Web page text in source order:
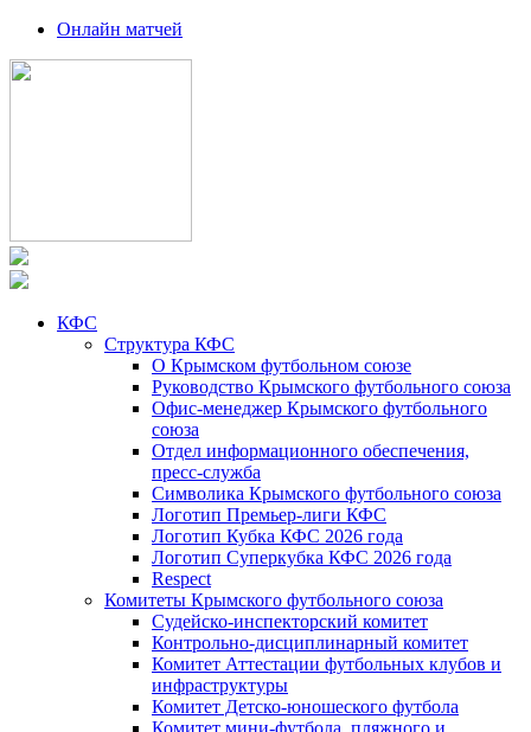
Онлайн матчей
КФС
Структура КФС
О Крымском футбольном союзе
Руководство Крымского футбольного союза
Офис-менеджер Крымского футбольного
союза
Отдел информационного обеспечения,
пресс-служба
Символика Крымского футбольного союза
Логотип Премьер-лиги КФС
Логотип Кубка КФС 2026 года
Логотип Суперкубка КФС 2026 года
Respect
Комитеты Крымского футбольного союза
Судейско-инспекторский комитет
Контрольно-дисциплинарный комитет
Комитет Аттестации футбольных клубов и
инфраструктуры
Комитет Детско-юношеского футбола
Комитет мини-футбола, пляжного и